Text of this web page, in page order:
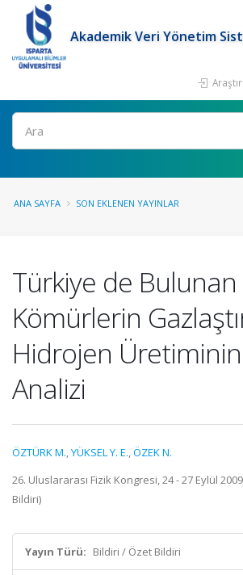
Akademik Veri Yönetim
Ara
ANA SAYFA SON EKLENEN YAYINLAR
Türkiye de Bulunan
Kömürlerin
Hidrojen
Analizi
ÖZTÜRK M.,YÜKSEL Y. E.,ÖZEK N.
26. Uluslararası Fizik Kongresi, 24 - 27 Eylül
Bildiri)
Yayın Türü: Bildiri / Özet Bildiri